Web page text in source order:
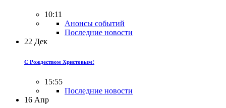
10:11
Анонсы событий
Последние новости
22 Дек
С Рождеством Христовым!
15:55
Последние новости
16 Апр